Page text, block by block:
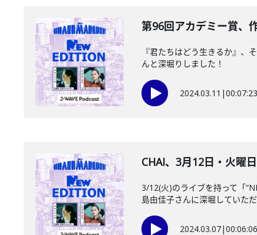
第96回アカデミー賞、
『君たちはどう生きるか』、
んと深堀りしました！
2024.03.11 |00:07:23
CHAI、3月12日・火曜
3/12(火)のライブを持って「
島由佳子さんに深堀していた
2024.03.07|00:06:06